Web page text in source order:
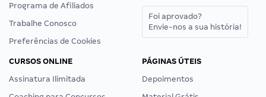
Programa de Afiliados
Trabalhe Conosco
Preferências de Cookies
Foi aprovado?
Envie-nos a sua história!
CURSOS ONLINE
Assinatura Ilimitada
PÁGINAS ÚTEIS
Depoimentos